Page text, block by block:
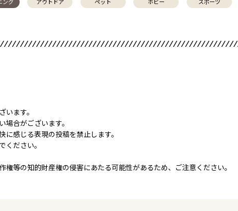
ます。
合がございます。
感じる表現の投稿を禁止します。
ください。
等の知的財産権の侵害にあたる可能性があるため、ご注意ください。